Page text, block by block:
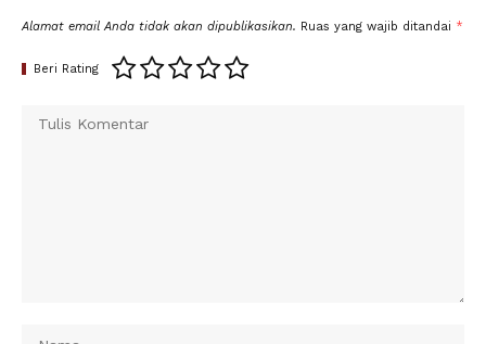
Alamat email Anda tidak akan dipublikasikan. Ruas yang wajib ditandai *
Beri Rating